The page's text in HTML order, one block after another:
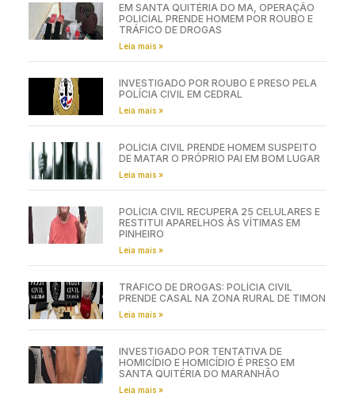
EM SANTA QUITÉRIA DO MA, OPERAÇÃO
POLICIAL PRENDE HOMEM POR ROUBO E
TRÁFICO DE DROGAS
Leia mais »
INVESTIGADO POR ROUBO É PRESO PELA
POLÍCIA CIVIL EM CEDRAL
Leia mais »
POLÍCIA CIVIL PRENDE HOMEM SUSPEITO
DE MATAR O PRÓPRIO PAI EM BOM LUGAR
Leia mais »
POLÍCIA CIVIL RECUPERA 25 CELULARES E
RESTITUI APARELHOS ÀS VÍTIMAS EM
PINHEIRO
Leia mais »
TRÁFICO DE DROGAS: POLÍCIA CIVIL
PRENDE CASAL NA ZONA RURAL DE TIMON
Leia mais »
INVESTIGADO POR TENTATIVA DE
HOMICÍDIO E HOMICÍDIO É PRESO EM
SANTA QUITÉRIA DO MARANHÃO
Leia mais »